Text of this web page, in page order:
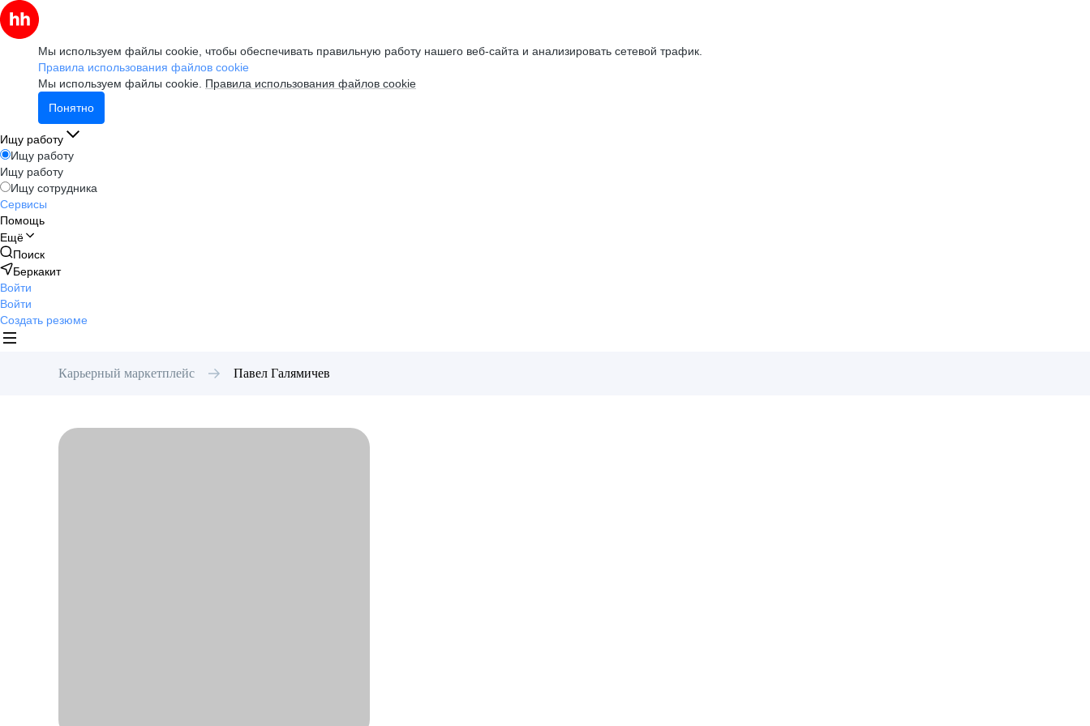
Мы используем файлы cookie, чтобы обеспечивать правильную работу нашего веб-сайта и анализировать сетевой трафик.
Правила использования файлов cookie
Мы используем файлы cookie. Правила использования файлов cookie
Понятно
Ищу работу
Ищу работу
Ищу работу
Ищу сотрудника
Сервисы
Помощь
Ещё
Поиск
Беркакит
Войти
Войти
Создать резюме
Карьерный маркетплейс Павел Галямичев